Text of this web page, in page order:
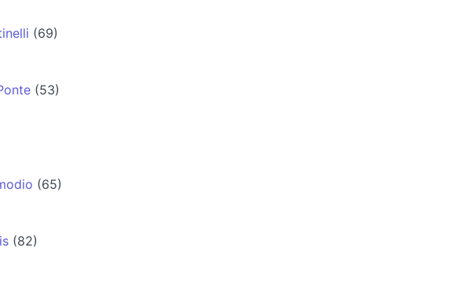
(69)
(53)
(65)
(82)